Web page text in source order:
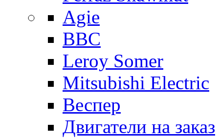
Agie
BBC
Leroy Somer
Mitsubishi Electric
Веспер
Двигатели на заказ